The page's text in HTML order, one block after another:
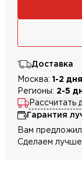
Доставка
Москва: 1-2 дня
Регионы: 2-5
Рассчитать
Гарантия
Вам
Сделаем